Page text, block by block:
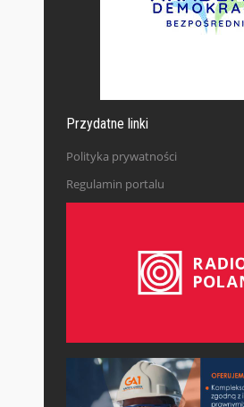
Przydatne linki
Polityka prywatności
Regulamin portalu